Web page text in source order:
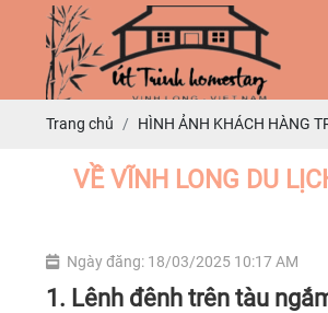
Trang chủ HÌNH ẢNH KHÁCH HÀNG
VỀ VĨNH LONG DU
Ngày đăng: 18/03/2025 10:17 AM
1. Lênh đênh trên tàu